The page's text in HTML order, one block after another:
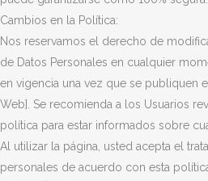
Cambios en la Política:
Nos reservamos el derecho de
de Datos Personales en cualquier
en vigencia una vez que se publiquen
Web]. Se recomienda a los Usuarios
política para estar informados sobre
Al utilizar la página, usted acepta el
personales de acuerdo con esta